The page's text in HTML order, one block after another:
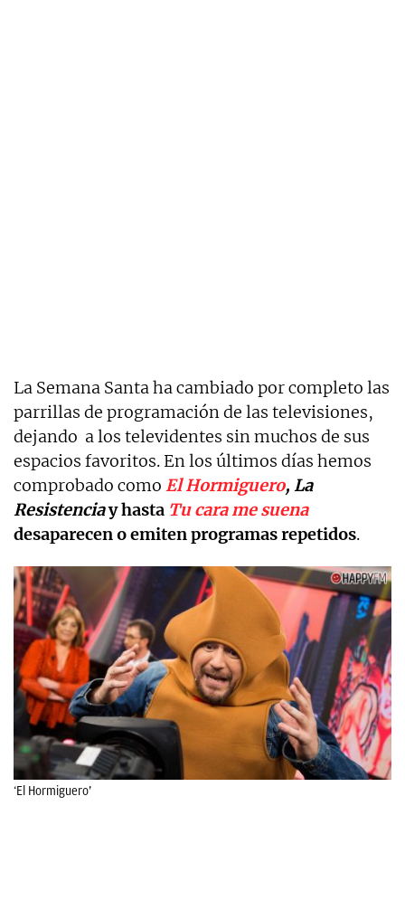
La Semana Santa ha cambiado por completo las
parrillas de programación de las televisiones,
dejando a los televidentes sin muchos de sus
espacios favoritos. En los últimos días hemos
comprobado como El Hormiguero, La
Resistenciay hasta Tu cara me suena
desaparecen o emiten programas repetidos.
‘El Hormiguero’